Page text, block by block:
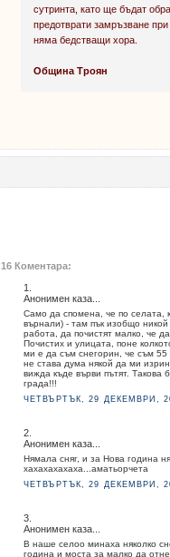
сутринта, като ще бъдат
предотврати замръзване
няма бедстващи хора.
Община Троян
16 Коментара:
1.
Анонимен каза...
Само да спомена, че по селата,
върнали) - там пък изобщо никой
работа, да почистят малко, че
Почистих и улицата, поне
ми е да съм снегорин, че съм 55
не става дума някой да ми
вижда къде върви пътят.
града!!!
ЧЕТВЪРТЪК, 29 ДЕКЕМВРИ,
2.
Анонимен каза...
Нямала сняг, и за Нова година
хахахахахаха...аматьорчета
ЧЕТВЪРТЪК, 29 ДЕКЕМВРИ,
3.
Анонимен каза...
В наше селоо минаха няколко
година и моста за малко да